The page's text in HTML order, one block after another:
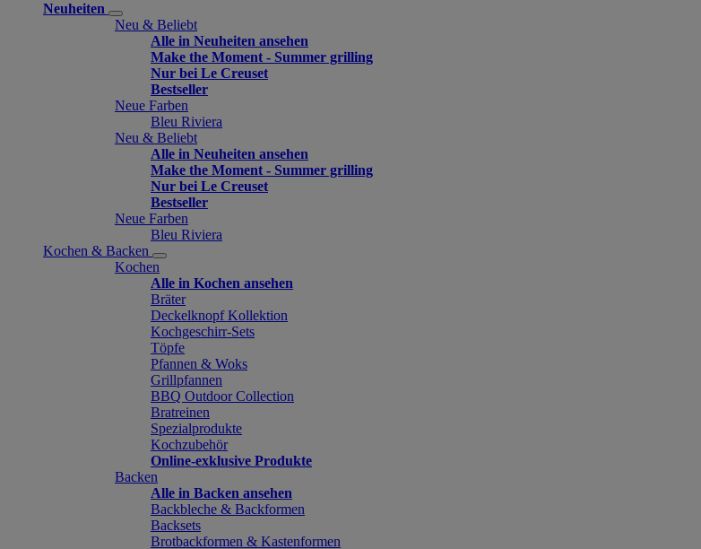
Neuheiten
Neu & Beliebt
Alle in Neuheiten ansehen
Make the Moment - Summer grilling
Nur bei Le Creuset
Bestseller
Neue Farben
Bleu Riviera
Neu & Beliebt
Alle in Neuheiten ansehen
Make the Moment - Summer grilling
Nur bei Le Creuset
Bestseller
Neue Farben
Bleu Riviera
Kochen & Backen
Kochen
Alle in Kochen ansehen
Bräter
Deckelknopf Kollektion
Kochgeschirr-Sets
Töpfe
Pfannen & Woks
Grillpfannen
BBQ Outdoor Collection
Bratreinen
Spezialprodukte
Kochzubehör
Online-exklusive Produkte
Backen
Alle in Backen ansehen
Backbleche & Backformen
Backsets
Brotbackformen & Kastenformen